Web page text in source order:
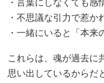
・言葉にしなくても感
・不思議な引力で惹か
・一緒にいると「本来
これらは、魂が過去に
思い出しているからだ